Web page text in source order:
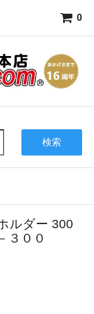
0
検索
ルダー 300
３００